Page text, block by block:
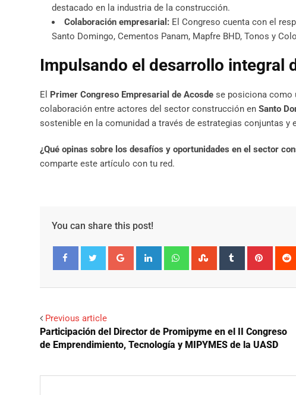
destacado en la industria de la construcción.
Colaboración empresarial: El Congreso cuenta con el
Santo Domingo, Cementos Panam, Mapfre BHD, Tonos y
Impulsando el desarrollo integral
El Primer Congreso Empresarial de Acosde se posiciona como
colaboración entre actores del sector construcción en Santo
sostenible en la comunidad a través de estrategias conjuntas
¿Qué opinas sobre los desafíos y oportunidades en el sector
comparte este artículo con tu red.
You can share this post!
Google+ LinkedIn WhatsappStumbleUpon
Tumblr
Previous article
Participación del Director de Promipyme en el II Congreso
de Emprendimiento, Tecnología y MIPYMES de la UASD